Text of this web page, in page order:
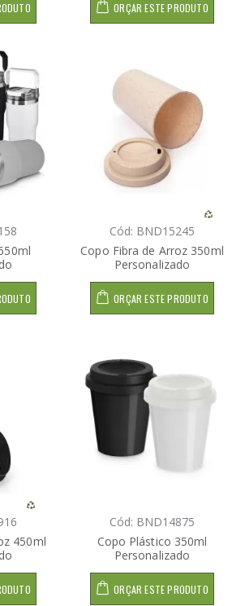
ORÇAR ESTE PRODUTO
Cód: BND15245
Copo Fibra de Arroz 350ml
Personalizado
ORÇAR ESTE PRODUTO
450ml
Cód: BND14875
Copo Plástico 350ml
Personalizado
ORÇAR ESTE PRODUTO